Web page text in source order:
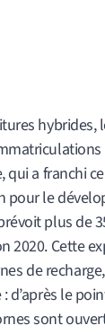
hybrides,
qui a franchi
pour le
plus de
2020. Cette
de
d’après le
sont